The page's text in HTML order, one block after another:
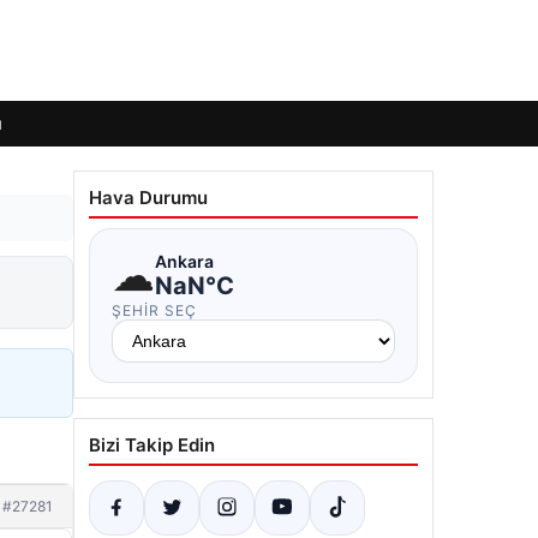
#27281
Hava Durumu
☁Ankara
NaN°C
ŞEHIR SEÇ
Bizi Takip Edin